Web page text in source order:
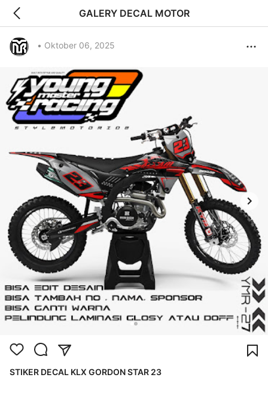
GALERY DECAL MOTOR
• Oktober 06, 2025
STIKER DECAL KLX GORDON STAR 23